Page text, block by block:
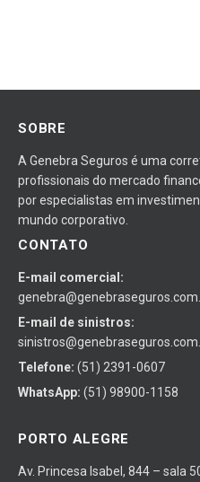
SOBRE
A Genebra Seguros é uma
profissionais do mercado
por especialistas em
mundo corporativo.
CONTATO
E-mail comercial:
E-mail de sinistros:
Telefone: (51) 2391-0607
WhatsApp: (51) 98900-1158
PORTO ALEGRE
Av. Princesa Isabel, 844 – sala